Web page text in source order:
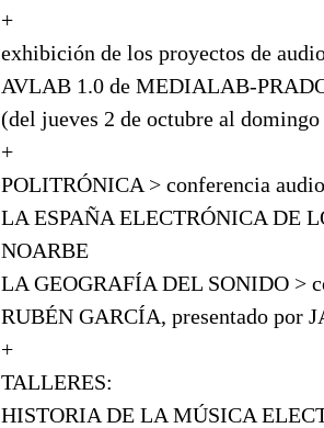
+
exhibición de los proyectos de
AVLAB 1.0 de MEDIALAB-
(del jueves 2 de octubre al
+
POLITRÓNICA > conferencia
LA ESPAÑA ELECTRÓNICA DE
NOARBE
LA GEOGRAFÍA DEL SONIDO >
RUBÉN GARCÍA, presentado por
+
TALLERES:
HISTORIA DE LA MÚSICA